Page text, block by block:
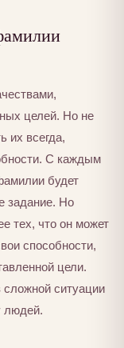
целей. Но не
их всегда,
С каждым
будет
задание. Но
тех, что он может
способности,
цели.
ситуации
людей.